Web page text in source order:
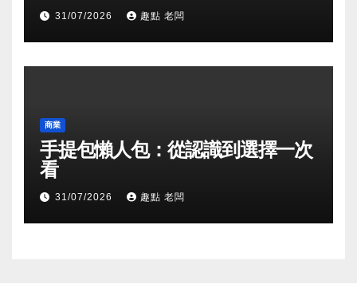
31/07/2026 趣點 老闆
商業
手提包懶人包：從認識到選擇一次
看
31/07/2026 趣點 老闆